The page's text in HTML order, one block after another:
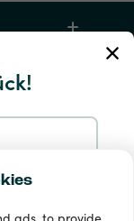
ads, to provide